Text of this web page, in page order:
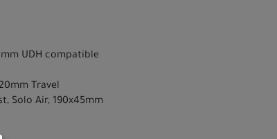
UDH compatible
Travel
Solo Air, 190x45mm